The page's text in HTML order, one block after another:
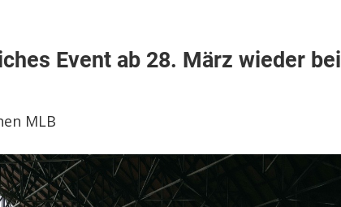
Event ab 28. März wieder bei
MLB